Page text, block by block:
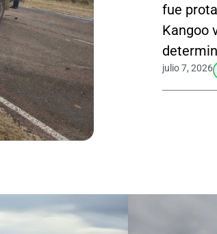
fue
Kangoo
julio 7, 2026